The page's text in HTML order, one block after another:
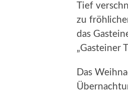
Tief
zu
das
„Gasteiner
Das